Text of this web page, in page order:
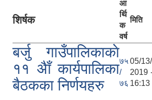
शिर्षक
आ
र्थि
क
वर्ष
मिति
बर्जु गाउँपालिकाकाे
११ अैाँ कार्यपालिका
बैठकका निर्णयहरु
७५
/
७६
05/13/
2019
16:13